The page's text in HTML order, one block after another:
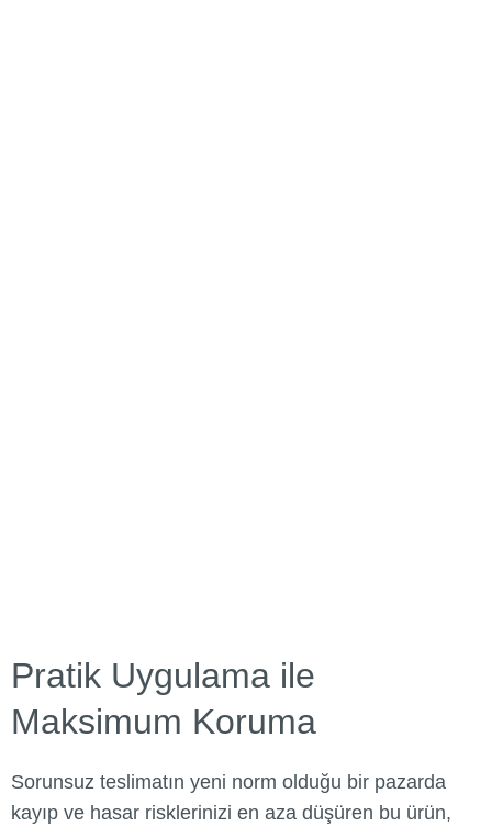
Pratik Uygulama ile
Maksimum Koruma
Sorunsuz teslimatın yeni norm olduğu bir pazarda
kayıp ve hasar risklerinizi en aza düşüren bu ürün,